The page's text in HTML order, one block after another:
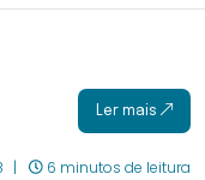
Ler mais
6 minutos de leitura